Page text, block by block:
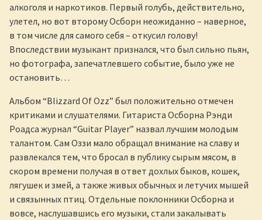
алкоголя и наркотиков. Первый голубь, действительно,
улетел, но вот второму Осборн неожиданно – наверное,
в том числе для самого себя – откусил голову!
Впоследствии музыкант признался, что был сильно пьян,
но фотографа, запечатлевшего событие, было уже не
остановить…
Альбом “Blizzard Of Ozz” был положительно отмечен
критиками и слушателями. Гитариста Осборна Рэнди
Роадса журнал “Guitar Player” назвал лучшим молодым
талантом. Сам Оззи мало обращал внимание на славу и
развлекался тем, что бросал в публику сырым мясом, в
скором времени получая в ответ дохлых быков, кошек,
лягушек и змей, а также живых обычных и летучих мышей
и связынных птиц. Отдельные поклонники Осборна и
вовсе, наслушавшись его музыки, стали закалывать